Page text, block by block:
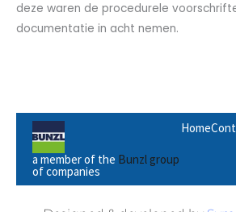
deze waren de procedurele
documentatie in acht nemen.
a member of the Bunzl group
of companies
Home